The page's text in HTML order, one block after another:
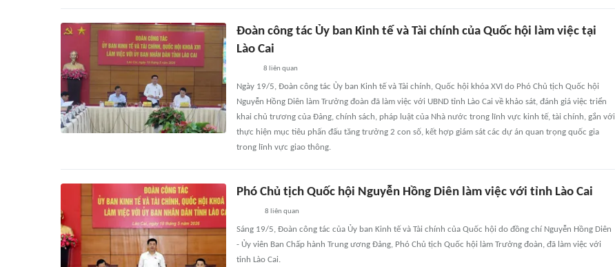
Đoàn công tác Ủy ban Kinh tế và Tài chính của Quốc hội làm việc tại
Lào Cai
8 liên quan
Ngày 19/5, Đoàn công tác Ủy ban Kinh tế và Tài chính, Quốc hội khóa XVI do Phó Chủ tịch Quốc hội
Nguyễn Hồng Diên làm Trưởng đoàn đã làm việc với UBND tỉnh Lào Cai về khảo sát, đánh giá việc triển
khai chủ trương của Đảng, chính sách, pháp luật của Nhà nước trong lĩnh vực kinh tế, tài chính, gắn với
thực hiện mục tiêu phấn đấu tăng trưởng 2 con số, kết hợp giám sát các dự án quan trọng quốc gia
trong lĩnh vực giao thông.
Phó Chủ tịch Quốc hội Nguyễn Hồng Diên làm việc với tỉnh Lào Cai
8 liên quan
Sáng 19/5, Đoàn công tác của Ủy ban Kinh tế và Tài chính của Quốc hội do đồng chí Nguyễn Hồng Diên
- Ủy viên Ban Chấp hành Trung ương Đảng, Phó Chủ tịch Quốc hội làm Trưởng đoàn, đã làm việc với
tỉnh Lào Cai.